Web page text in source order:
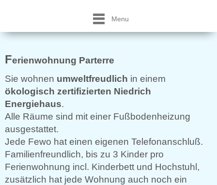
Menu
Ferienwohnung Parterre
Sie wohnen umweltfreudlich in einem
ökologisch zertifizierten Niedrich
Energiehaus.
Alle Räume sind mit einer Fußbodenheizung
ausgestattet.
Jede Fewo hat einen eigenen Telefonanschluß.
Familienfreundlich, bis zu 3 Kinder pro
Ferienwohnung incl. Kinderbett und Hochstuhl,
zusätzlich hat jede Wohnung auch noch ein